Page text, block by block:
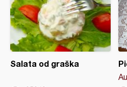
Salata od graška